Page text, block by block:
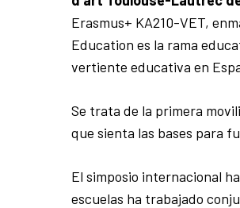
Erasmus+ KA210-VET,
Education es la rama
vertiente educativa en
Se trata de la primera
que sienta las bases para
El simposio internacional
escuelas ha trabajado